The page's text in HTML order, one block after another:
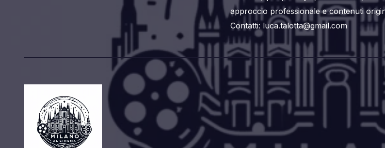
approccio professionale e contenuti
Contatti: luca.talotta@gmail.com